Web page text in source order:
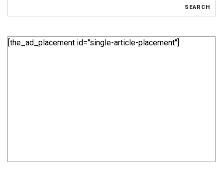
[the_ad_placement id="single-article-placement"]